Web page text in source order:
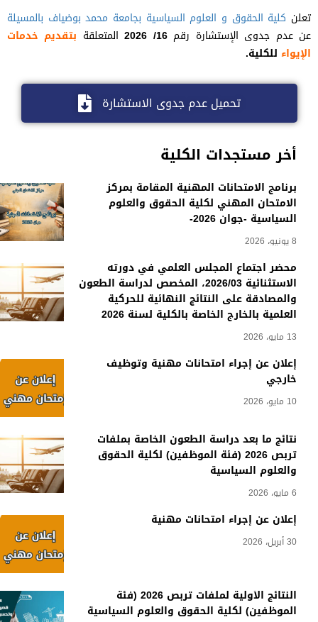
أخر مستجدات الكلية
برنامج الامتحانات المهنية المقامة بمركز
الامتحان المهني لكلية الحقوق والعلوم
السياسية -جوان 2026-
8 يونيو، 2026
محضر اجتماع المجلس العلمي في دورته
الاستثنائية 2026/03، المخصص لدراسة الطعون
والمصادقة على النتائج النهائية للحركية
العلمية بالخارج الخاصة بالكلية لسنة 2026
13 مايو، 2026
إعلان عن إجراء امتحانات مهنية وتوظيف
خارجي
10 مايو، 2026
نتائج ما بعد دراسة الطعون الخاصة بملفات
تربص 2026 (فئة الموظفين) لكلية الحقوق
والعلوم السياسية
6 مايو، 2026
إعلان عن إجراء امتحانات مهنية
30 أبريل، 2026
النتائج الأولية لملفات تربص 2026 (فئة
الموظفين) لكلية الحقوق والعلوم السياسية
تعلن كلية الحقوق و العلوم السياسية بجامعة محمد بوضياف بالمسيلة
عن عدم جدوى الإستشارة رقم16/ 2026 المتعلقة بتقديم خدمات
الإيواء للكلية.
تحميل عدم جدوى الاستشارة